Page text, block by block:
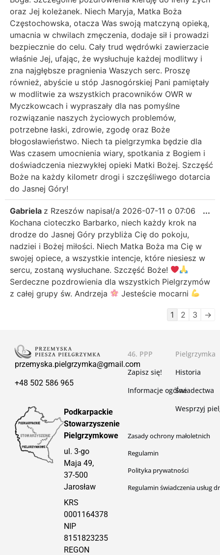
oraz Jej koleżanek. Niech Maryja, Matka Boża
Częstochowska, otacza Was swoją matczyną opieką,
umacnia w chwilach zmęczenia, dodaje sił i prowadzi
bezpiecznie do celu. Cały trud wędrówki zawierzacie
właśnie Jej, ufając, że wysłuchuje każdej modlitwy i
zna najgłębsze pragnienia Waszych serc. Proszę
również, abyście u stóp Jasnogórskiej Pani pamiętały
w modlitwie za wszystkich pracowników OWR w
Myczkowcach i wypraszały dla nas pomyślne
rozwiązanie naszych życiowych problemów,
potrzebne łaski, zdrowie, zgodę oraz Boże
błogosławieństwo. Niech ta pielgrzymka będzie dla
Was czasem umocnienia wiary, spotkania z Bogiem i
doświadczenia niezwykłej opieki Matki Bożej. Szczęść
Boże na każdy kilometr drogi i szczęśliwego dotarcia
do Jasnej Góry!
Gabriela z Rzeszów napisał/a 2026-07-11 o 07:06
Kochana cioteczko Barbarko, niech każdy krok na
drodze do Jasnej Góry przybliża Cię do pokoju,
nadziei i Bożej miłości. Niech Matka Boża ma Cię w
swojej opiece, a wszystkie intencje, które niesiesz w
sercu, zostaną wysłuchane. Szczęść Boże!
Serdeczne pozdrowienia dla wszystkich Pielgrzymów
z całej grupy św. Andrzeja
Jesteście mocarni
...
1 2 3 →
przemyska.pielgrzymka@gmail.com
+48 502 586 965
Podkarpackie
Stowarzyszenie
Pielgrzymkowe
ul. 3-go
Maja 49,
37-500
Jarosław
KRS
0001164378
NIP
8151823235
REGON
46. PPP
Zapisz się!
Informacje ogólne
Pielgrzymka
Historia
Świadectwa
Wesprzyj
Zasady ochrony małoletnich
Regulamin
Polityka prywatności
Regulamin świadczenia usług